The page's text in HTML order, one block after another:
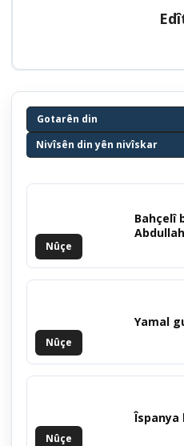
Gotarên din
Nivîsên din yên nivîskar
Nûçe
Bahçelî
Nûçe
Yamal
Nûçe
Îspanya